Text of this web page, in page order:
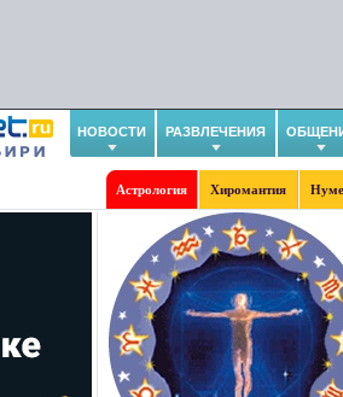
НОВОСТИ РАЗВЛЕЧЕНИЯ
Астрология Хиромантия